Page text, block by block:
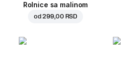
Rolnice sa malinom
od299,00 RSD